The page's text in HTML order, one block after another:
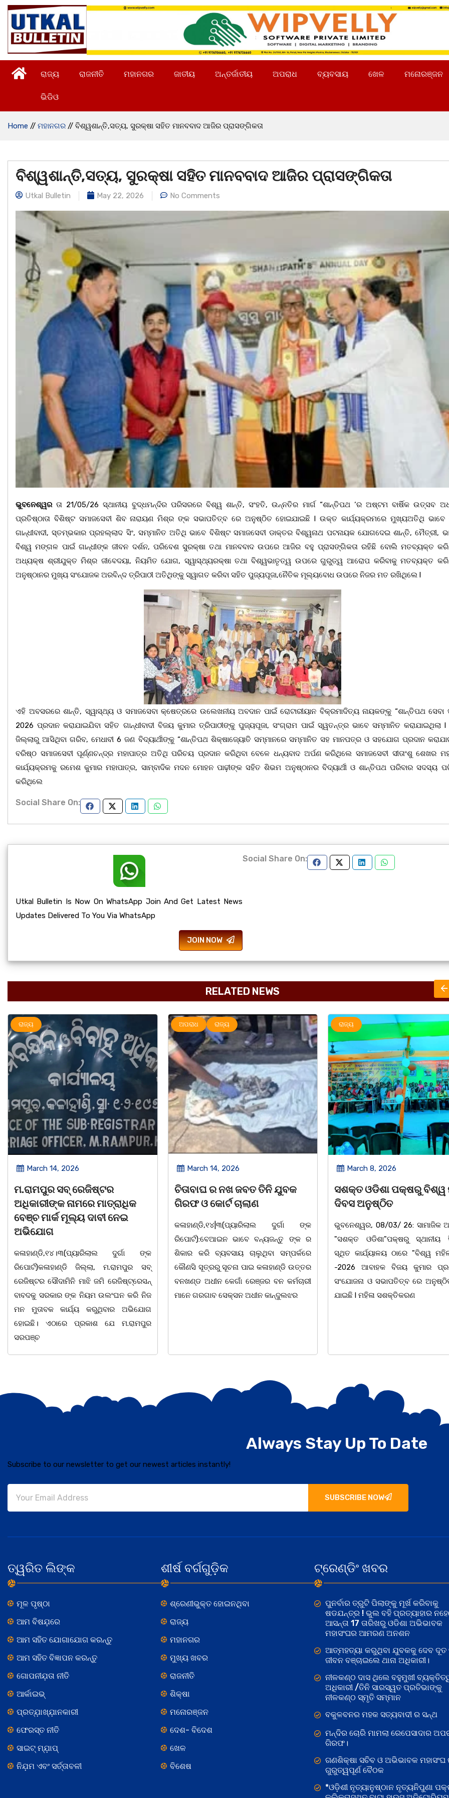
ରାଜ୍ୟ ରାଜନୀତି ମହାନଗର ଜାତୀୟ ଅନ୍ତର୍ଜାତୀୟ ଅପରାଧ ବ୍ୟବସାୟ ଖେଳ ମନୋରଞ୍ଜନ
ଭିଡିଓ
Home // ମହାନଗର // ବିଶ୍ୱଶାନ୍ତି,ସତ୍ୟ, ସୁରକ୍ଷା ସହିତ ମାନବବାଦ ଆଜିର ପ୍ରାସଙ୍ଗିକତା
ବିଶ୍ୱଶାନ୍ତି,ସତ୍ୟ, ସୁରକ୍ଷା ସହିତ ମାନବବାଦ ଆଜିର ପ୍ରାସଙ୍ଗିକତା
Utkal Bulletin May 22, 2026 No Comments
ଭୁବନେଶ୍ୱରତା 21/05/26 ସ୍ଥାନୀୟ ବୁଦ୍ଧମନ୍ଦିର ପରିସରରେ ବିଶ୍ୱ ଶାନ୍ତି, ସଂହତି, ଉନ୍ନତିର ମାର୍ଗ “ଶାନ୍ତିପଥ ‘ର ଅଷ୍ଟମ ବାର୍ଷିକ ଉତ୍ସବ
ପ୍ରତିଷ୍ଠାତା ବିଶିଷ୍ଟ ସମାଜସେବୀ ଶିବ ନାରାୟଣ ମିଶ୍ର ଙ୍କ ସଭାପତିତ୍ବ ରେ ଅନୁଷ୍ଠିତ ହୋଇଯାଇଛି l ଉକ୍ତ କାର୍ଯ୍ୟକ୍ରମରେ ମୁଖ୍ୟଅତିଥି ଭାବେ
ଗାନ୍ଧୀବାଦୀ, ସ୍ତମ୍ଭକାର ପ୍ରହଲ୍ଲାଦ ସିଂ, ସମ୍ମାନିତ ଅତିଥି ଭାବେ ବିଶିଷ୍ଟ ସମାଜସେବୀ ଡାକ୍ତର ବିଶ୍ୱନାଥ ପଟନାୟକ ଯୋଗଦେଇ ଶାନ୍ତି, ମୈତ୍ରୀ,
ବିଶ୍ୱ ମଙ୍ଗଳ ପାଇଁ ଗାନ୍ଧୀଙ୍କ ଜୀବନ ଦର୍ଶନ, ପରିବେଶ ସୁରକ୍ଷା ତଥା ମାନବବାଦ ଉପରେ ଆଜିର ବହୁ ପ୍ରାସଙ୍ଗିକତା ରହିଛି ବୋଲି ମତବ୍ୟକ୍ତ
ଅଧ୍ୟକ୍ଷ ଶ୍ରୀଯୁକ୍ତ ମିଶ୍ର ଜୀବେଦୟା, ନିୟମିତ ଯୋଗ, ସ୍ୱାସ୍ଥ୍ୟରକ୍ଷା ତଥା ବିଶ୍ୱଭାତୃତ୍ୱ ଉପରେ ଗୁରୁତ୍ୱ ଆରୋପ କରିବାକୁ ମତବ୍ୟକ୍ତ
ଅନୁଷ୍ଠାନର ମୁଖ୍ୟ ସଂଯୋଜକ ଅରବିନ୍ଦ ତ୍ରିପାଠୀ ଅତିଥିଙ୍କୁ ସ୍ୱାଗତ କରିବା ସହିତ ପୁଜ୍ୟପୂଜା,ନୈତିକ ମୂଲ୍ୟବୋଧ ଉପରେ ନିଜର ମତ ରଖିଥିଲେ l
ଏହି ଅବସରରେ ଶାନ୍ତି, ସ୍ୱାସ୍ଥ୍ୟ ଓ ସମାଜସେବା କ୍ଷେତ୍ରରେ ଉଲେଖନୀୟ ଅବଦାନ ପାଇଁ ରୋଟାରୀୟାନ ବିକ୍ରମାଦିତ୍ୟ ନାୟକଙ୍କୁ “ଶାନ୍ତିପଥ ସେବା
2026 ପ୍ରଦାନ କରାଯାଇଯିବା ସହିତ ଗାନ୍ଧୀବାଦୀ ବିଜୟ କୁମାର ତ୍ରିପାଠୀଙ୍କୁ ପୁଜ୍ୟପୂଜା, ସଂଗ୍ରାମ ପାଇଁ ସ୍ୱତନ୍ତ୍ର ଭାବେ ସମ୍ମାନିତ କରାଯାଇଥିଲା
ଜିଲ୍ଲାରୁ ଆସିଥିବା ଗରିବ, ମେଧାବୀ 6 ଜଣ ବିଦ୍ୟାର୍ଥୀଙ୍କୁ “ଶାନ୍ତିପଥ ଶିକ୍ଷାଜ୍ୟୋତି ସମ୍ମାନରେ ସମ୍ମାନିତ ସହ ମାନପତ୍ର ଓ ସହଯୋଗ ପ୍ରଦାନ
ବରିଷ୍ଠ ସମାଜସେବୀ ପୂର୍ଣ୍ଣଚନ୍ଦ୍ର ମହାପାତ୍ର ଅତିଥି ପରିଚୟ ପ୍ରଦାନ କରିଥିବା ବେଳେ ଧନ୍ୟବାଦ ଅର୍ପଣ କରିଥିଲେ ସମାଜସେବୀ ସୀତାଂଶୁ ଶେଖର
କାର୍ଯ୍ୟକ୍ରମକୁ ରମେଶ କୁମାର ମହାପାତ୍ର, ସାମ୍ବାଦିକ ମଦନ ମୋହନ ପାଢ଼ୀଙ୍କ ସହିତ ଶିଭମ ଅନୁଷ୍ଠାନର ବିଦ୍ୟାର୍ଥୀ ଓ ଶାନ୍ତିପଥ ପରିବାର ସଦସ୍ୟ
କରିଥିଲେ
Social Share On:
Utkal Bulletin Is Now On WhatsApp Join And Get Latest News
Updates Delivered To You Via WhatsApp
JOIN NOW
Social Share On:
RELATED NEWS
ଅପରାଧ ରାଜ୍ୟ
March 14, 2026
ଚିତାବାଘ ର ନଖ ଜବତ ତିନି ଯୁବକ
ଗିରଫ ଓ କୋର୍ଟ ଚାଲାଣ
କଳାହାଣ୍ଡି,୧୪|୩(ପ୍ୟାରିଲାଲ ଦୁର୍ଗା ଙ୍କ
ଶିକାର କରି ବ୍ୟବସାୟ ଚାଲୁଥିବା ସମ୍ପର୍କରେ
କୌଣସି ସୂତ୍ରରୁ ସୂଚନା ପାଇ କଳାହାଣ୍ଡି ଉତ୍ତର
ବନଖଣ୍ଡ ଅଧୀନ କେଗାଁ ରେଞ୍ଜର ବନ କର୍ମଚାରୀ
ମାନେ ଗରଗାବ ସେକ୍ସନ ଅଧୀନ କାନ୍ଦୁଲଝର
ରାଜ୍ୟ
March 8, 2026
ସଶକ୍ତ ଓଡିଶା ପକ୍ଷରୁ ବିଶ୍ୱ ମହିଳା
ଦିବସ ଅନୁଷ୍ଠିତ
ଭୁବନେଶ୍ୱର, 08/03/ 26: ସାମାଜିକ ଅନୁଷ୍ଠାନ
"ସଶକ୍ତ ଓଡିଶା"ପକ୍ଷରୁ ସ୍ଥାନୀୟ ସିଆରପି
ସ୍ଥିତ କାର୍ଯ୍ୟାଳୟ ଠାରେ "ବିଶ୍ୱ ମହିଳା ଦିବସ
-2026 ଆବାହକ ବିଜୟ କୁମାର ପ୍ରଧାନଙ୍କ
ସଂଯୋଜନା ଓ ସଭାପତିତ୍ବ ରେ ଅନୁଷ୍ଠିତ ହୋଇ
ଯାଇଛି l ମହିଳା ସଶକ୍ତିକରଣ
ରାଜ୍ୟ
March 8, 2026
ଆନ୍ତର୍ଜାତୀୟ ମହିଳା ଦିବସ
ଉପଲକ୍ଷେ ନାଟକ ‘ଖାଣ୍ଟି ସୁନା’
ଚିଲିକା: ଆନ୍ତର୍ଜାତୀୟ ମହିଳା
ଅବସରରେ ବାଲୁଗାଁସ୍ଥିତ ମା'
ନିକେତନ ର ଓଡ଼ିଆ ଅସ୍ମିତା ଉପରେ
ନାଟକ "ଖାଣ୍ଟି ସୁନା" ଗୈ।ରୀ
ପ୍ରତିଷ୍ଠାନ, ଖୋର୍ଦ୍ଧା ଆନୁକୁଲ୍ୟରେ
ହୋଇଯାଇଛି। ଡ଼ଃ ପ୍ରଦୀପ ଭୈମିକ ଙ୍କ
Always Stay Up To Date
Subscribe to our newsletter to get our newest articles instantly!
SUBSCRIBE NOW
ତ୍ୱରିତ ଲିଙ୍କ
ମୂଳ ପୃଷ୍ଠା
ଆମ ବିଷଯ଼ରେ
ଆମ ସହିତ ଯୋଗାଯୋଗ କରନ୍ତୁ
ଆମ ସହିତ ବିଜ୍ଞାପନ କରନ୍ତୁ
ଗୋପନୀଯ଼ତା ନୀତି
ଆର୍କାଇଭ୍
ପ୍ରତ୍ଯ଼ାଖ୍ଯ଼ାନକାରୀ
ଫେରସ୍ତ ନୀତି
ସାଇଟ୍ ମ୍ଯ଼ାପ୍
ନିଯ଼ମ ଏବଂ ସର୍ତ୍ତାବଳୀ
ଶୀର୍ଷ ବର୍ଗଗୁଡ଼ିକ
ଶ୍ରେଣୀଭୁକ୍ତ ହୋଇନଥିବା
ରାଜ୍ୟ
ମହାନଗର
ମୁଖ୍ୟ ଖବର
ରାଜନୀତି
ଶିକ୍ଷା
ମନୋରଞ୍ଜନ
ଦେଶ- ବିଦେଶ
ଖେଳ
ବିଶେଷ
ଟ୍ରେଣ୍ଡିଂ ଖବର
ପୁନର୍ବାର ତ୍ରୁଟି ପିଲାଙ୍କୁ ମୂର୍ଖ କରିବାକୁ
ଷଡଯନ୍ତ୍ର ! ଭୁଲ ବହି ପ୍ରତ୍ୟାହାର
ଆସନ୍ତା 17 ତାରିଖରୁ ଓଡିଶା ଅଭିଭାବକ
ମହାସଂଘର ଆମରଣ ଅନଶନ
ଆତ୍ମହତ୍ୟା କରୁଥିବା ଯୁବକକୁ ଦେବ ଦୂତ
ଜୀବନ ବଞ୍ଚାଇଲେ ଥାନା ଅଧିକାରୀ।
ନୀଳକଣ୍ଠ ଦାସ ଥିଲେ ବହୁମୁଖୀ
ଅଧିକାରୀ /ତିନି ସାରସ୍ୱତ ପ୍ରତିଭାଙ୍କୁ
ନୀଳକଣ୍ଠ ସ୍ମୃତି ସମ୍ମାନ
ବକୁଳବନର ମହକ ସତ୍ୟବାଦୀ ର ସନ୍ଥ
ମନ୍ଦିର ଚୋରି ମାମଲା ରେପେସାଦାର
ଗିରଫ।
ଗଣଶିକ୍ଷା ସଚିବ ଓ ଅଭିଭାବକ ମହାସଂଘ
ଗୁରୁତ୍ୱପୂର୍ଣ ବୈଠକ
*ଓଡ଼ିଶୀ ନୃତ୍ୟାନୁଷ୍ଠାନ ନୃତ୍ୟନିପୁଣା